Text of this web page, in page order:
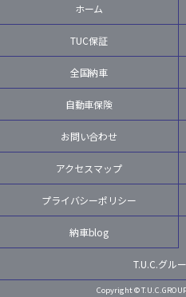
ホーム
TUC保証
全国納車
自動車保険
お問い合わせ
アクセスマップ
プライバシーポリシー
納車blog
T.U.C.グル
Copyright ©